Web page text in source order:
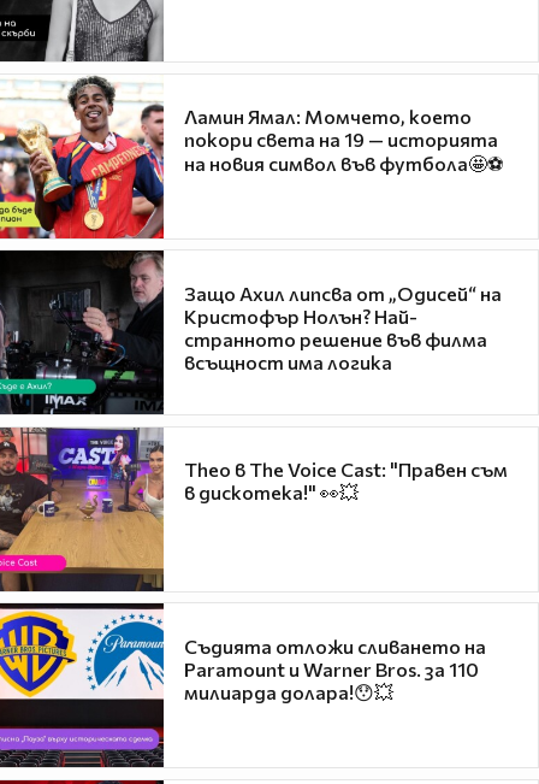
Ламин Ямал: Момчето, което
покори света на 19 — историята
на новия символ във футбола🤩⚽
Защо Ахил липсва от „Одисей“ на
Кристофър Нолън? Най-
странното решение във филма
всъщност има логика
Theo в The Voice Cast: "Правен съм
в дискотека!" 👀💥
Съдията отложи сливането на
Paramount и Warner Bros. за 110
милиарда долара!😯💥